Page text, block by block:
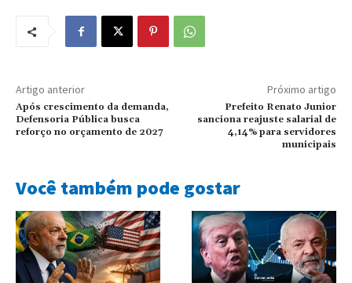
Artigo anterior
Após crescimento da demanda,
Defensoria Pública busca
reforço no orçamento de 2027
Próximo artigo
Prefeito Renato Junior
sanciona reajuste salarial de
4,14% para servidores
municipais
Você também pode gostar